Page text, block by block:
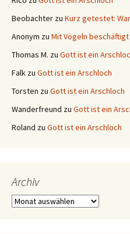
Beobachter zu Kurz getestet:
Anonym zu Mit Vögeln beschäftigt
Thomas M. zu Gott ist ein
Falk zu Gott ist ein Arschloch
Torsten zu Gott ist ein Arschloch
Wanderfreund zu Gott ist ein
Roland zu Gott ist ein Arschloch
Archiv
Archiv